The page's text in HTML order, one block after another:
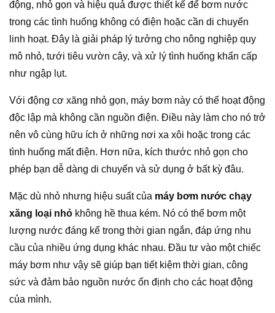
động, nhỏ gọn và hiệu quả được thiết kế để bơm nước
trong các tình huống không có điện hoặc cần di chuyển
linh hoạt. Đây là giải pháp lý tưởng cho nông nghiệp quy
mô nhỏ, tưới tiêu vườn cây, và xử lý tình huống khẩn cấp
như ngập lụt.
Với động cơ xăng nhỏ gọn, máy bơm này có thể hoạt động
độc lập mà không cần nguồn điện. Điều này làm cho nó trở
nên vô cùng hữu ích ở những nơi xa xôi hoặc trong các
tình huống mất điện. Hơn nữa, kích thước nhỏ gọn cho
phép bạn dễ dàng di chuyển và sử dụng ở bất kỳ đâu.
Mặc dù nhỏ nhưng hiệu suất của máy bơm nước chạy
xăng loại nhỏ không hề thua kém. Nó có thể bơm một
lượng nước đáng kể trong thời gian ngắn, đáp ứng nhu
cầu của nhiều ứng dụng khác nhau. Đầu tư vào một chiếc
máy bơm như vậy sẽ giúp bạn tiết kiệm thời gian, công
sức và đảm bảo nguồn nước ổn định cho các hoạt động
của mình.